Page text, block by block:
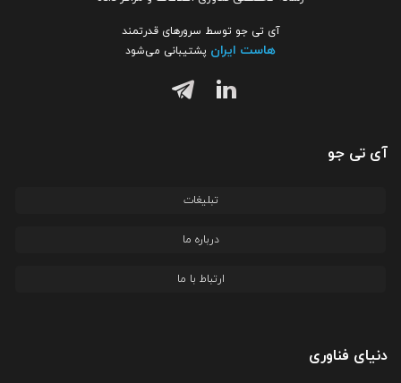
آی تی جو توسط سرورهای قدرتمند
هاست ایران پشتیبانی می‌شود
آی تی جو
تبلیغات
درباره ما
ارتباط با ما
دنیای فناوری